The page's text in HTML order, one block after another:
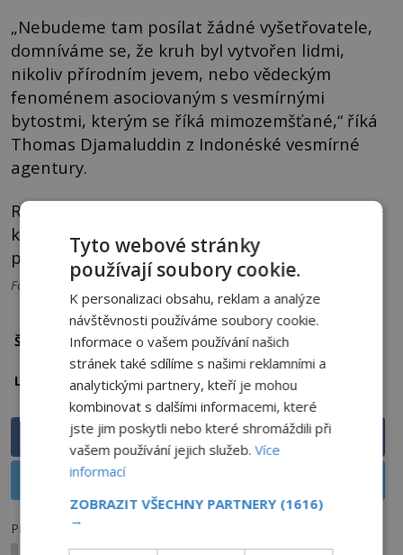
„Nebudeme tam posílat žádné vyšetřovatele,
domníváme se, že kruh byl vytvořen lidmi,
nikoliv přírodním jevem, nebo vědeckým
fenoménem asociovaným s vesmírnými
bytostmi, kterým se říká mimozemšťané,“ říká
Thomas Djamaluddin z Indonéské vesmírné
agentury.
Racionální přístup vědců má za následek to, že
kruh v rýžovém poli není nikdy řádně vědecky
prozkoumán.
Foto: Pixabay a CC
Štítky: agrosymbol Incident s UFO
Lokalita: Indonésie
Sdílet na Facebooku
Předchozí článek
Tyto webové stránky
používají soubory cookie.
K personalizaci obsahu, reklam a analýze
návštěvnosti používáme soubory cookie.
Informace o vašem používání našich
stránek také sdílíme s našimi reklamními a
analytickými partnery, kteří je mohou
kombinovat s dalšími informacemi, které
jste jim poskytli nebo které shromáždili při
vašem používání jejich služeb.Více
informací
ZOBRAZIT VŠECHNY PARTNERY (1616)
→